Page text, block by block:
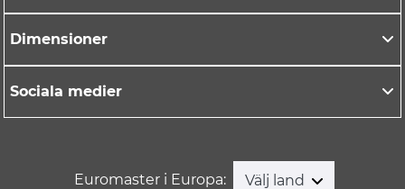
Dimensioner
Sociala medier
Euromaster i Europa: Välj land